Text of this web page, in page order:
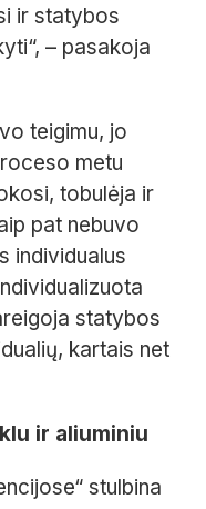
ir statybos
– pasakoja
teigimu, jo
metu
tobulėja ir
pat nebuvo
individualus
statybos
kartais net
ir aliuminiu
stulbina